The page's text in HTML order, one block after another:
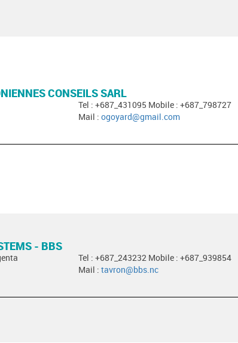
CONSEILS SARL
Tel : +687_431095 Mobile : +687_798727
Mail : ogoyard@gmail.com
- BBS
Tel : +687_243232 Mobile : +687_939854
Mail : tavron@bbs.nc